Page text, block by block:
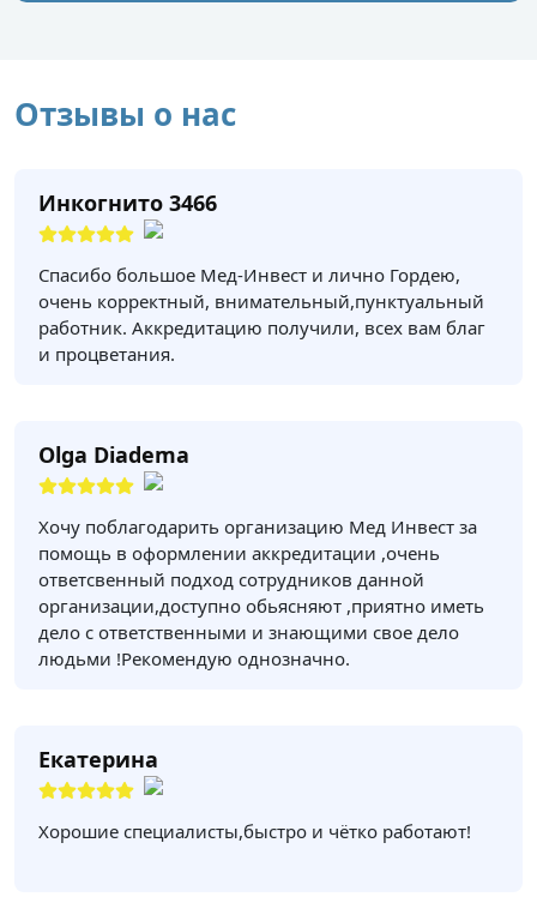
Отзывы о нас
Инкогнито 3466
Спасибо большое Мед-Инвест и лично Гордею,
очень корректный, внимательный,пунктуальный
работник. Аккредитацию получили, всех вам благ
и процветания.
Olga Diadema
Хочу поблагодарить организацию Мед Инвест за
помощь в оформлении аккредитации ,очень
ответсвенный подход сотрудников данной
организации,доступно обьясняют ,приятно иметь
дело с ответственными и знающими свое дело
людьми !Рекомендую однозначно.
Екатерина
Хорошие специалисты,быстро и чётко работают!